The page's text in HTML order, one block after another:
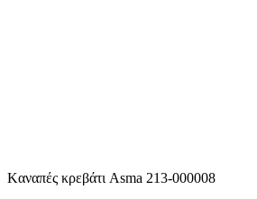
Kαναπές κρεβάτι Asma 213-000008